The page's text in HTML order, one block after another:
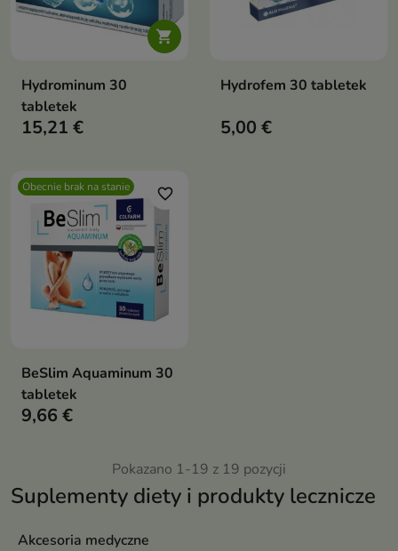
Suplementy diety i produkty lecznicze
Akcesoria medyczne

Hydrominum 30
tabletek
15,21 €
Hydrofem 30 tabletek
5,00 €
Obecnie brak na stanie favorite_border
BeSlim Aquaminum 30
tabletek
9,66 €
Pokazano 1-19 z 19 pozycji